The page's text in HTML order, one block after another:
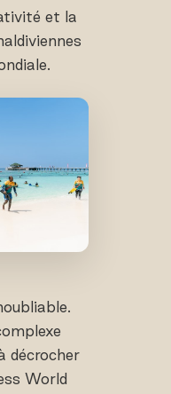
et la
décrocher
World